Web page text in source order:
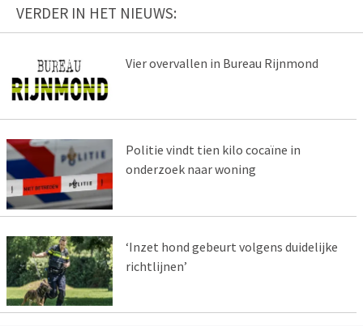
VERDER IN HET NIEUWS:
Vier overvallen in Bureau Rijnmond
Politie vindt tien kilo cocaïne in
onderzoek naar woning
‘Inzet hond gebeurt volgens duidelijke
richtlijnen’